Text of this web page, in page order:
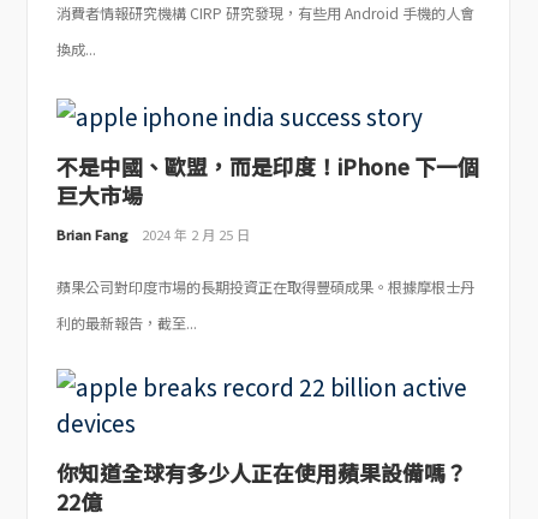
消費者情報研究機構 CIRP 研究發現，有些用 Android 手機的人會
換成...
不是中國、歐盟，而是印度！iPhone 下一個
巨大市場
Brian Fang 2024 年 2 月 25 日
蘋果公司對印度市場的長期投資正在取得豐碩成果。根據摩根士丹
利的最新報告，截至...
你知道全球有多少人正在使用蘋果設備嗎？
22億